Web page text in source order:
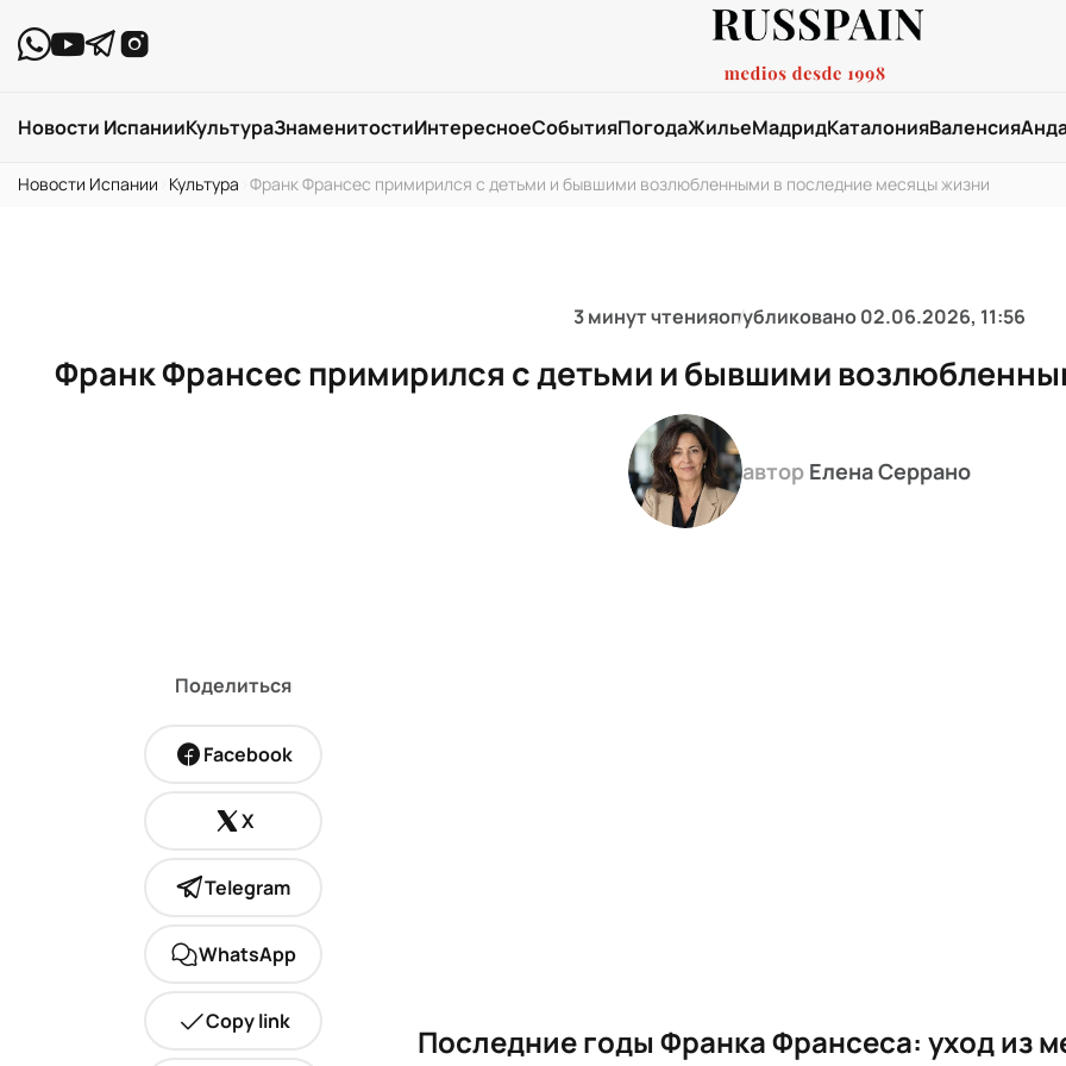
Новости ИспанииКультураЗнаменитостиИнтересноеСобытияПогодаЖильеМадридКаталонияВаленсия
Новости Испании Культура Франк Франсес примирился с детьми и бывшими возлюбленными в последние месяцы жизни
3 минут чтенияопубликовано02.06.2026, 11:56
Франк Франсес примирился с детьми и бывшими
автор Елена Серрано
Поделиться
Facebook
X
Telegram
WhatsApp
Copy link
Последние годы Франка Франсеса: уход из